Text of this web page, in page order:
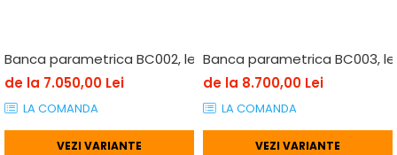
Banca parametrica BC002, lemn
de la 7.050,00 Lei
LA COMANDA
VEZI VARIANTE
Banca parametrica BC003,
de la 8.700,00 Lei
LA COMANDA
VEZI VARIANTE